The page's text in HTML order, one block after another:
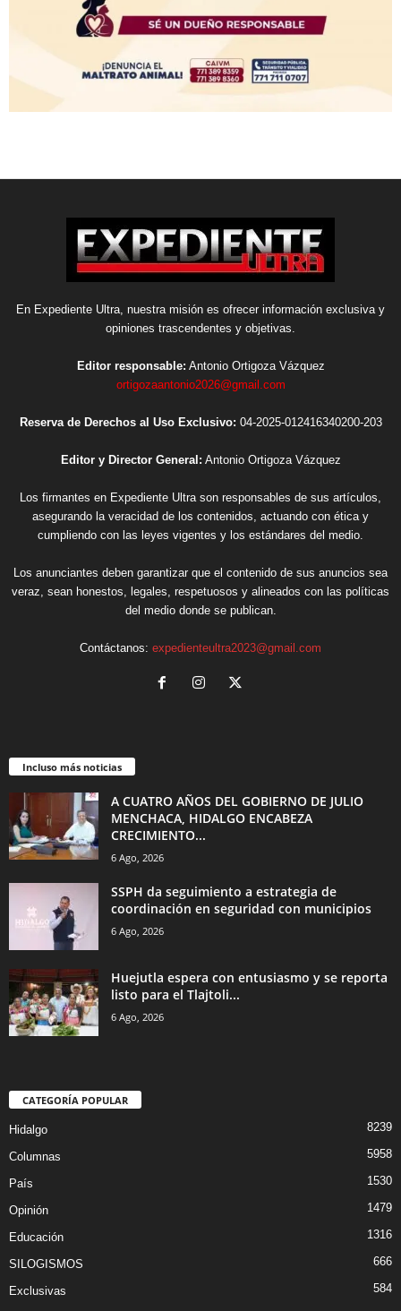
En Expediente Ultra, nuestra misión es ofrecer información exclusiva y
opiniones trascendentes y objetivas.
Editor responsable: Antonio Ortigoza Vázquez
ortigozaantonio2026@gmail.com
Reserva de Derechos al Uso Exclusivo: 04-2025-012416340200-203
Editor y Director General: Antonio Ortigoza Vázquez
Los firmantes en Expediente Ultra son responsables de sus artículos,
asegurando la veracidad de los contenidos, actuando con ética y
cumpliendo con las leyes vigentes y los estándares del medio.
Los anunciantes deben garantizar que el contenido de sus anuncios sea
veraz, sean honestos, legales, respetuosos y alineados con las políticas
del medio donde se publican.
Contáctanos: expedienteultra2023@gmail.com
Incluso más noticias
A CUATRO AÑOS DEL GOBIERNO DE JULIO
MENCHACA, HIDALGO ENCABEZA
CRECIMIENTO...
6 Ago, 2026
SSPH da seguimiento a estrategia de
coordinación en seguridad con municipios
6 Ago, 2026
Huejutla espera con entusiasmo y se reporta
listo para el Tlajtoli...
6 Ago, 2026
CATEGORÍA POPULAR
Hidalgo 8239
Columnas 5958
País 1530
Opinión 1479
Educación 1316
SILOGISMOS 666
Exclusivas 584